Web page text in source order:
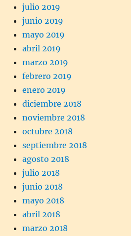
julio 2019
junio 2019
mayo 2019
abril 2019
marzo 2019
febrero 2019
enero 2019
diciembre 2018
noviembre 2018
octubre 2018
septiembre 2018
agosto 2018
julio 2018
junio 2018
mayo 2018
abril 2018
marzo 2018